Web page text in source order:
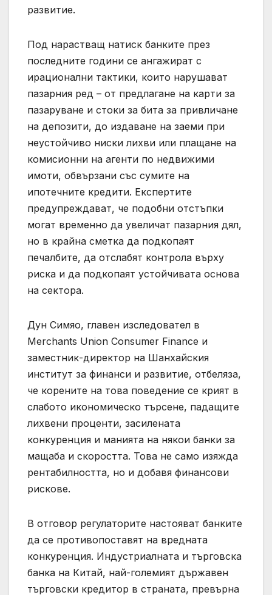
развитие.
Под нарастващ натиск банките през
последните години се ангажират с
ирационални тактики, които нарушават
пазарния ред – от предлагане на карти за
пазаруване и стоки за бита за привличане
на депозити, до издаване на заеми при
неустойчиво ниски лихви или плащане на
комисионни на агенти по недвижими
имоти, обвързани със сумите на
ипотечните кредити. Експертите
предупреждават, че подобни отстъпки
могат временно да увеличат пазарния дял,
но в крайна сметка да подкопаят
печалбите, да отслабят контрола върху
риска и да подкопаят устойчивата основа
на сектора.
Дун Симяо, главен изследовател в
Merchants Union Consumer Finance и
заместник-директор на Шанхайския
институт за финанси и развитие, отбеляза,
че корените на това поведение се крият в
слабото икономическо търсене, падащите
лихвени проценти, засилената
конкуренция и манията на някои банки за
мащаба и скоростта. Това не само изяжда
рентабилността, но и добавя финансови
рискове.
В отговор регулаторите настояват банките
да се противопоставят на вредната
конкуренция. Индустриалната и търговска
банка на Китай, най-големият държавен
търговски кредитор в страната, превърна